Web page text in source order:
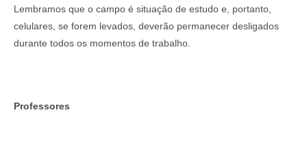
Lembramos que o campo é situação de estudo e, portanto,
celulares, se forem levados, deverão permanecer desligados
durante todos os momentos de trabalho.
Professores